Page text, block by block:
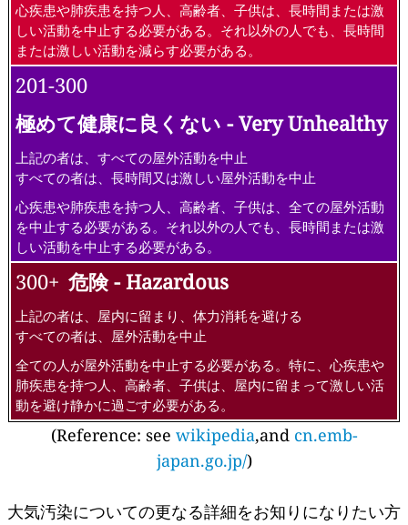
心疾患や肺疾患を持つ人、高齢者、子供は、長時間または激
しい活動を中止する必要がある。それ以外の人でも、長時間
または激しい活動を減らす必要がある。
201-300
極めて健康に良くない - Very Unhealthy
上記の者は、すべての屋外活動を中止
すべての者は、長時間又は激しい屋外活動を中止
心疾患や肺疾患を持つ人、高齢者、子供は、全ての屋外活動
を中止する必要がある。それ以外の人でも、長時間または激
しい活動を中止する必要がある。
300+ 危険 - Hazardous
上記の者は、屋内に留まり、体力消耗を避ける
すべての者は、屋外活動を中止
全ての人が屋外活動を中止する必要がある。特に、心疾患や
肺疾患を持つ人、高齢者、子供は、屋内に留まって激しい活
動を避け静かに過ごす必要がある。
(Reference: see wikipedia,and cn.emb-
japan.go.jp/)
大気汚染についての更なる詳細をお知りになりたい方